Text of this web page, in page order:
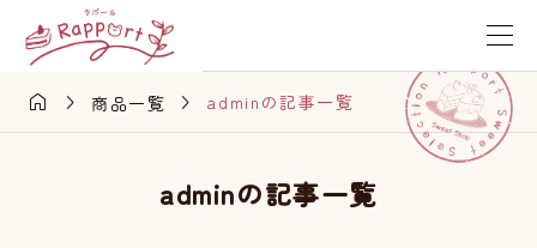
  商品一覧  adminの記事一覧
adminの記事一覧